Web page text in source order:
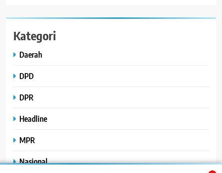
Kategori
Daerah
DPD
DPR
Headline
MPR
Nasional